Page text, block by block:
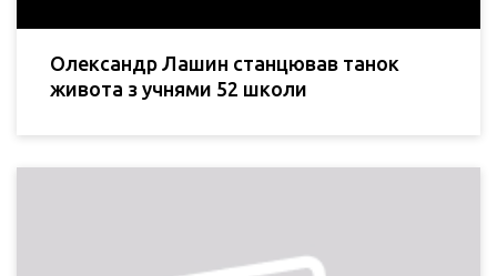
Олександр Лашин станцював танок
живота з учнями 52 школи